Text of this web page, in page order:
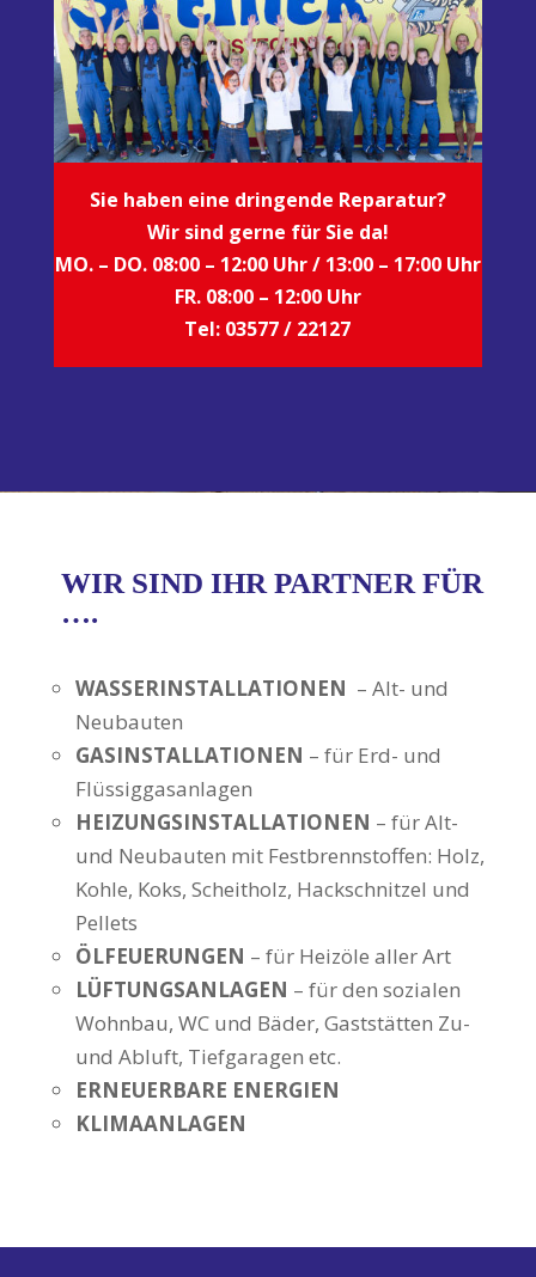
Sie haben eine dringende Reparatur?
Wir sind gerne für Sie da!
MO. – DO. 08:00 – 12:00 Uhr / 13:00 – 17:00 Uhr
FR. 08:00 – 12:00 Uhr
Tel: 03577 / 22127
WIR SIND IHR PARTNER FÜR
….
WASSERINSTALLATIONEN – Alt- und
Neubauten
GASINSTALLATIONEN – für Erd- und
Flüssiggasanlagen
HEIZUNGSINSTALLATIONEN – für Alt-
und Neubauten mit Festbrennstoffen: Holz,
Kohle, Koks, Scheitholz, Hackschnitzel und
Pellets
ÖLFEUERUNGEN – für Heizöle aller Art
LÜFTUNGSANLAGEN – für den sozialen
Wohnbau, WC und Bäder, Gaststätten Zu-
und Abluft, Tiefgaragen etc.
ERNEUERBARE ENERGIEN
KLIMAANLAGEN